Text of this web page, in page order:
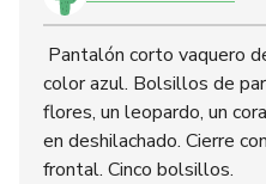
Pantalón corto vaquero
color azul. Bolsillos de
flores, un leopardo, un
en deshilachado. Cierre
frontal. Cinco bolsillos.